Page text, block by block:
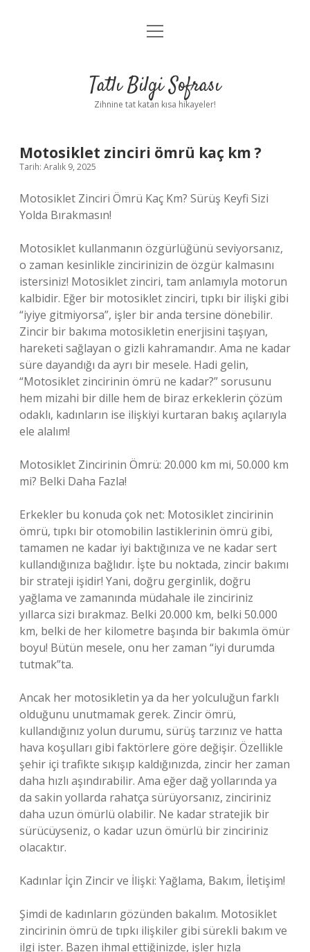
Anasayfa
Yasal Uyarı
menüyü
Tatlı Bilgi Sofrası
Zihnine tat katan kısa hikayeler!
Motosiklet zinciri ömrü kaç km ?
Tarih: Aralık 9, 2025
Motosiklet Zinciri Ömrü Kaç Km? Sürüş Keyfi Sizi
Yolda Bırakmasın!
Motosiklet kullanmanın özgürlüğünü seviyorsanız,
o zaman kesinlikle zincirinizin de özgür kalmasını
istersiniz! Motosiklet zinciri, tam anlamıyla motorun
kalbidir. Eğer bir motosiklet zinciri, tıpkı bir ilişki gibi
“iyiye gitmiyorsa”, işler bir anda tersine dönebilir.
Zincir bir bakıma motosikletin enerjisini taşıyan,
hareketi sağlayan o gizli kahramandır. Ama ne kadar
süre dayandığı da ayrı bir mesele. Hadi gelin,
“Motosiklet zincirinin ömrü ne kadar?” sorusunu
hem mizahi bir dille hem de biraz erkeklerin çözüm
odaklı, kadınların ise ilişkiyi kurtaran bakış açılarıyla
ele alalım!
Motosiklet Zincirinin Ömrü: 20.000 km mi, 50.000 km
mi? Belki Daha Fazla!
Erkekler bu konuda çok net: Motosiklet zincirinin
ömrü, tıpkı bir otomobilin lastiklerinin ömrü gibi,
tamamen ne kadar iyi baktığınıza ve ne kadar sert
kullandığınıza bağlıdır. İşte bu noktada, zincir bakımı
bir strateji işidir! Yani, doğru gerginlik, doğru
yağlama ve zamanında müdahale ile zinciriniz
yıllarca sizi bırakmaz. Belki 20.000 km, belki 50.000
km, belki de her kilometre başında bir bakımla ömür
boyu! Bütün mesele, onu her zaman “iyi durumda
tutmak”ta.
Ancak her motosikletin ya da her yolculuğun farklı
olduğunu unutmamak gerek. Zincir ömrü,
kullandığınız yolun durumu, sürüş tarzınız ve hatta
hava koşulları gibi faktörlere göre değişir. Özellikle
şehir içi trafikte sıkışıp kaldığınızda, zincir her zaman
daha hızlı aşındırabilir. Ama eğer dağ yollarında ya
da sakin yollarda rahatça sürüyorsanız, zinciriniz
daha uzun ömürlü olabilir. Ne kadar stratejik bir
sürücüyseniz, o kadar uzun ömürlü bir zinciriniz
olacaktır.
Kadınlar İçin Zincir ve İlişki: Yağlama, Bakım, İletişim!
Şimdi de kadınların gözünden bakalım. Motosiklet
zincirinin ömrü de tıpkı ilişkiler gibi sürekli bakım ve
ilgi ister. Bazen ihmal ettiğinizde, işler hızla